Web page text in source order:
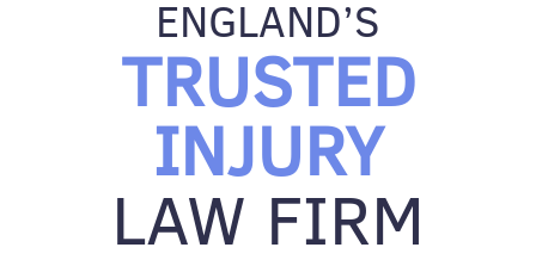
ENGLAND’S
TRUSTED
INJURY
LAW FIRM